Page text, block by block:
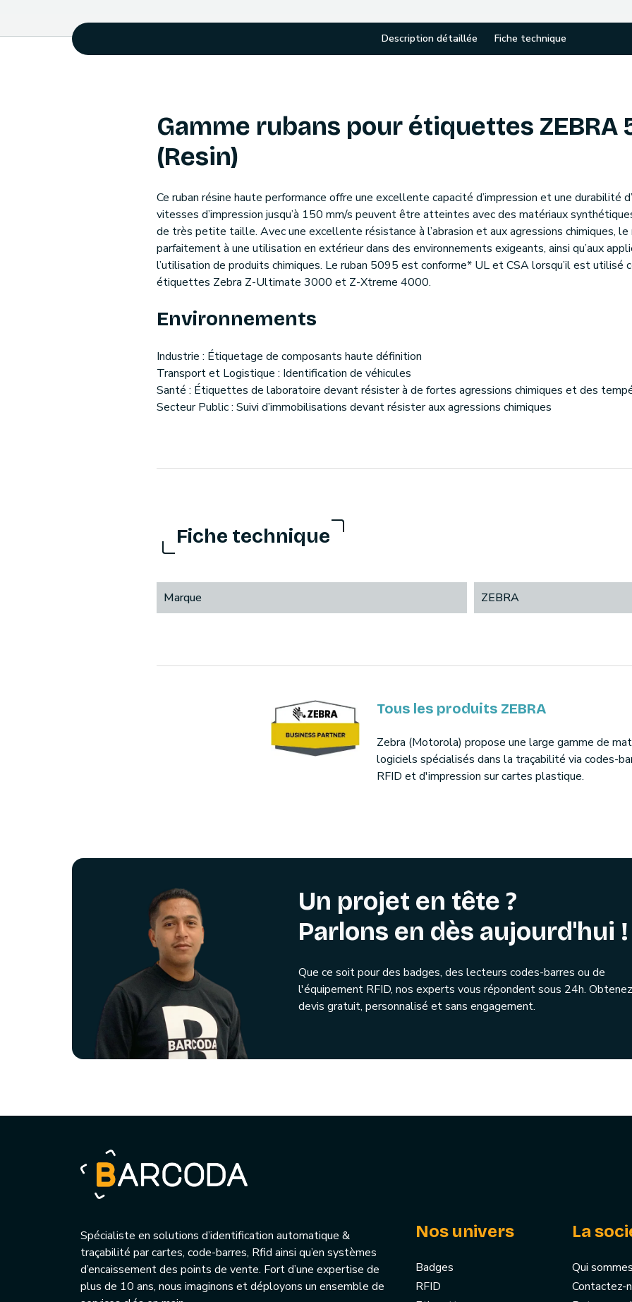
Description détaillée Fiche technique
Gamme rubans pour étiquettes ZEBRA
(Resin)
Ce ruban résine haute performance offre une excellente capacité d’impression et une durabilité
vitesses d’impression jusqu’à 150 mm/s peuvent être atteintes avec des matériaux
de très petite taille. Avec une excellente résistance à l’abrasion et aux agressions chimiques,
parfaitement à une utilisation en extérieur dans des environnements exigeants, ainsi qu’aux
l’utilisation de produits chimiques. Le ruban 5095 est conforme* UL et CSA lorsqu’il est utilisé
étiquettes Zebra Z-Ultimate 3000 et Z-Xtreme 4000.
Environnements
Industrie : Étiquetage de composants haute définition
Transport et Logistique : Identification de véhicules
Santé : Étiquettes de laboratoire devant résister à de fortes agressions chimiques et des
Secteur Public : Suivi d’immobilisations devant résister aux agressions chimiques
Fiche technique
Marque ZEBRA
Tous les produits ZEBRA
Zebra (Motorola) propose une large gamme de
logiciels spécialisés dans la traçabilité via codes-
RFID et d'impression sur cartes plastique.
Un projet en tête ?
Parlons en dès aujourd'hui !
Que ce soit pour des badges, des lecteurs codes-barres ou de
l'équipement RFID, nos experts vous répondent sous 24h.
devis gratuit, personnalisé et sans engagement.
Spécialiste en solutions d’identification automatique &
traçabilité par cartes, code-barres, Rfid ainsi qu’en systèmes
d’encaissement des points de vente. Fort d’une expertise de
plus de 10 ans, nous imaginons et déployons un ensemble de
Nos univers
Badges
RFID
La
Qui
Contactez-